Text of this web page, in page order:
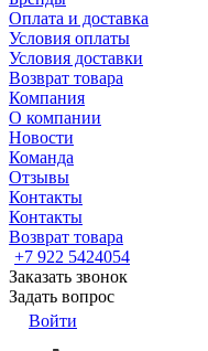
Оплата и доставка
Условия оплаты
Условия доставки
Возврат товара
Компания
О компании
Новости
Команда
Отзывы
Контакты
Контакты
Возврат товара
+7 922 5424054
Заказать звонок
Задать вопрос
Войти